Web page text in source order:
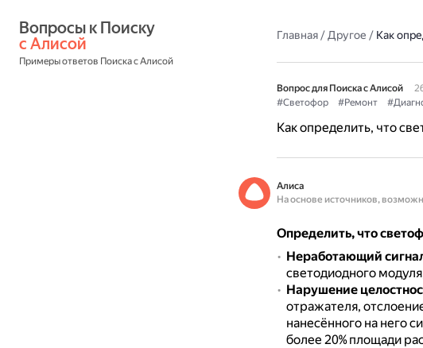
с Алисой
Примеры ответов Поиска с Алисой
Главная/Другое / Как
Вопрос для Поиска с Алисой
#Светофор
#Ремонт
Как определить, что
Алиса
На основе источников,
Определить, что
Неработающий
светодиодного
Нарушение
отражателя,
нанесённого на него
более 20% площади